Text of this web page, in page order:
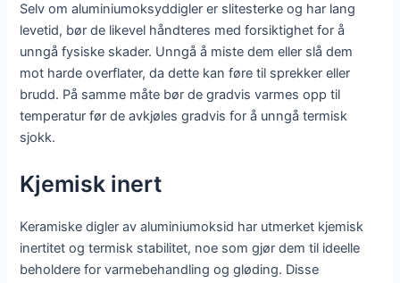
Selv om aluminiumoksyddigler er slitesterke og har lang
levetid, bør de likevel håndteres med forsiktighet for å
unngå fysiske skader. Unngå å miste dem eller slå dem
mot harde overflater, da dette kan føre til sprekker eller
brudd. På samme måte bør de gradvis varmes opp til
temperatur før de avkjøles gradvis for å unngå termisk
sjokk.
Kjemisk inert
Keramiske digler av aluminiumoksid har utmerket kjemisk
inertitet og termisk stabilitet, noe som gjør dem til ideelle
beholdere for varmebehandling og gløding. Disse